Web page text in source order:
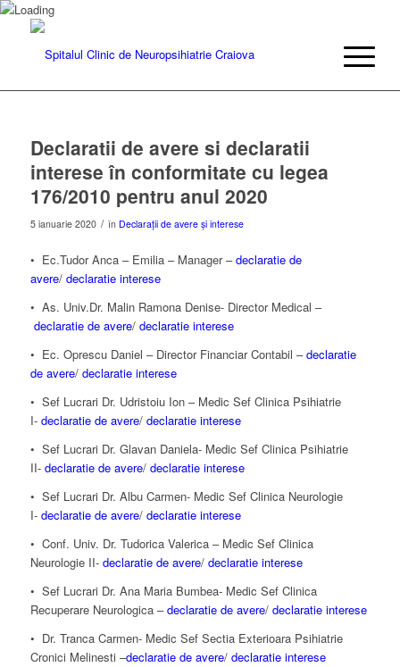
Declaratii de avere si declaratii
interese în conformitate cu legea
176/2010 pentru anul 2020
5 ianuarie 2020 / în Declarații de avere și interese
• Ec.Tudor Anca – Emilia – Manager –declaratie de
avere/ declaratie interese
• As. Univ.Dr. Malin Ramona Denise- Director Medical –
declaratie de avere/ declaratie interese
• Ec. Oprescu Daniel – Director Financiar Contabil –declaratie
de avere/ declaratie interese
• Sef Lucrari Dr. Udristoiu Ion – Medic Sef Clinica Psihiatrie
I- declaratie de avere/ declaratie interese
• Sef Lucrari Dr. Glavan Daniela- Medic Sef Clinica Psihiatrie
II- declaratie de avere/ declaratie interese
• Sef Lucrari Dr. Albu Carmen- Medic Sef Clinica Neurologie
I- declaratie de avere/ declaratie interese
• Conf. Univ. Dr. Tudorica Valerica – Medic Sef Clinica
Neurologie II- declaratie de avere/ declaratie interese
• Sef Lucrari Dr. Ana Maria Bumbea- Medic Sef Clinica
Recuperare Neurologica –declaratie de avere/ declaratie interese
• Dr. Tranca Carmen- Medic Sef Sectia Exterioara Psihiatrie
Cronici Melinesti –declaratie de avere/ declaratie interese